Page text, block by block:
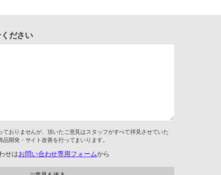
ださい
ておりませんが、頂いたご意見はスタッフがすべて拝見させていた
開発・サイト改善を行ってまいります。
せはお問い合わせ専用フォームから